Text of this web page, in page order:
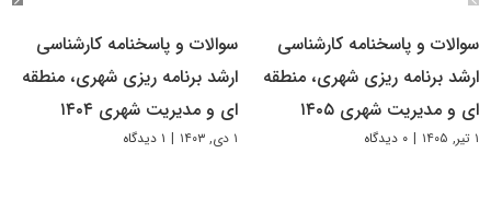
سوالات و پاسخنامه کارشناسی
ارشد برنامه ریزی شهری، منطقه
ای و مدیریت شهری ۱۴۰۵
۱ تیر, ۱۴۰۵ | ۰ دیدگاه
سوالات و پاسخنامه کارشناسی
ارشد برنامه ریزی شهری، منطقه‌
ای و مدیریت شهری ۱۴۰۴
۱ دی, ۱۴۰۳ | ۱ دیدگاه